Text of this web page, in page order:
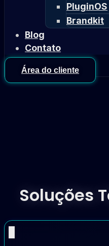
PluginOS
Brandkit
Blog
Contato
Área do cliente
Soluções